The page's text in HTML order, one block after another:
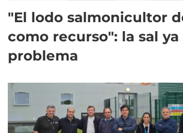
"El lodo salmonicultor
como recurso": la sal
problema